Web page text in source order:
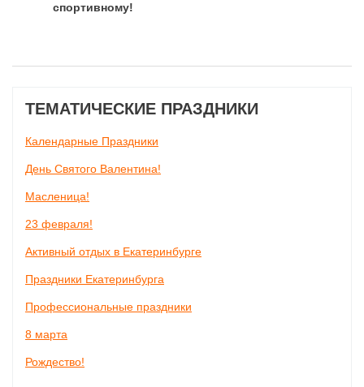
спортивному!
ТЕМАТИЧЕСКИЕ ПРАЗДНИКИ
Календарные Праздники
День Святого Валентина!
Масленица!
23 февраля!
Активный отдых в Екатеринбурге
Праздники Екатеринбурга
Профессиональные праздники
8 марта
Рождество!